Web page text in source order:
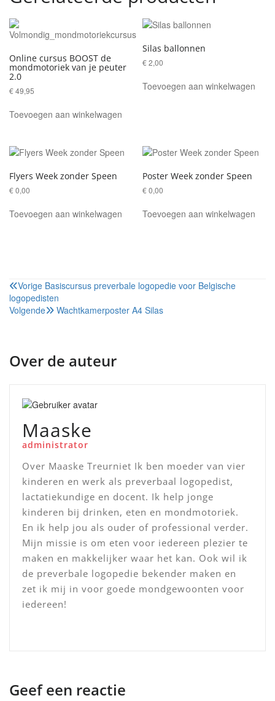
Online cursus BOOST de
mondmotoriek van je peuter
2.0
€49,95
Toevoegen aan winkelwagen
Silas ballonnen
€2,00
Toevoegen aan winkelwagen
Flyers Week zonder Speen
€0,00
Toevoegen aan winkelwagen
Poster Week zonder Speen
€0,00
Toevoegen aan winkelwagen
Bericht
navigatie
Vorige Basiscursus preverbale logopedie voor Belgische
logopedisten
Volgende
Wachtkamerposter A4 Silas
Over de auteur
Maaske
administrator
Over Maaske Treurniet Ik ben moeder van vier
kinderen en werk als preverbaal logopedist,
lactatiekundige en docent. Ik help jonge
kinderen bij drinken, eten en mondmotoriek.
En ik help jou als ouder of professional verder.
Mijn missie is om eten voor iedereen plezier te
maken en makkelijker waar het kan. Ook wil ik
de preverbale logopedie bekender maken en
zet ik mij in voor goede mondgewoonten voor
iedereen!
Geef een reactie